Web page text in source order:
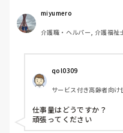
基本給 18万
資格手当 3万
住宅手当 1万(持ち家の方
交通費です。
ボーナスは去年9月にスタ
の夏のボーナスまでわか
夏冬とでるそうです。
16年介護の仕事してきて
miyumero
介護職・ヘルパー, 介護福祉
qol0309
サービス付き高齢者向
仕事量はどうですか？
頑張ってください